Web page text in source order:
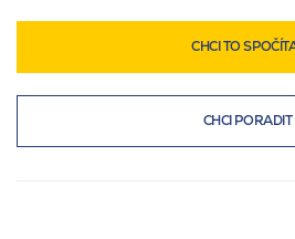
CHCI TO
CHCI PORADIT